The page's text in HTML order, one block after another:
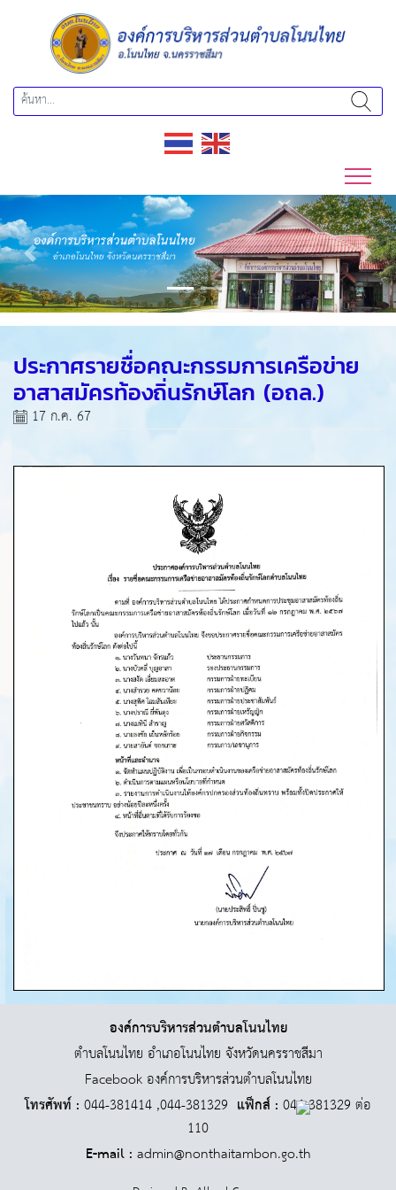
Previous Next
ประกาศรายชื่อคณะกรรมการเครือข่าย
อาสาสมัครท้องถิ่นรักษ์โลก (อถล.)
17 ก.ค. 67
องค์การบริหารส่วนตำบลโนนไทย
ตำบลโนนไทย อำเภอโนนไทย จังหวัดนครราชสีมา
Facebook องค์การบริหารส่วนตำบลโนนไทย
โทรศัพท์ : 044-381414 ,044-381329 แฟ็กส์ : 044-381329 ต่อ
110
E-mail : admin@nonthaitambon.go.th